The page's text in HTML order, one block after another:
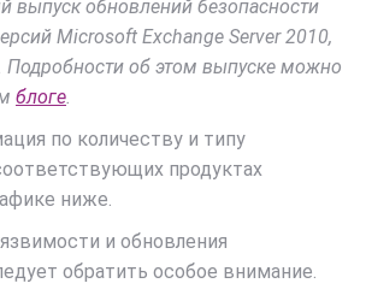
выпуск обновлений безопасности
Microsoft Exchange Server 2010,
Подробности об этом выпуске можно
блоге.
по количеству и типу
продуктах
ниже.
и обновления
обратить особое внимание.